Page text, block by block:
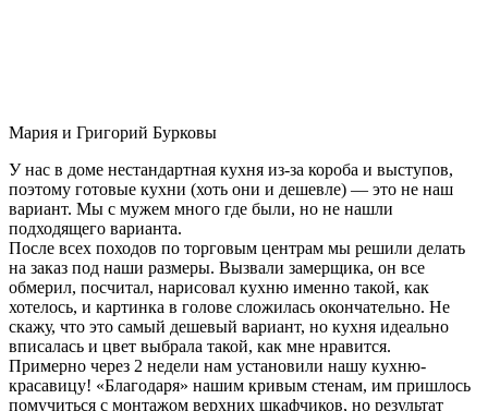
Мария и Григорий Бурковы
У нас в доме нестандартная кухня из-за короба и выступов,
поэтому готовые кухни (хоть они и дешевле) — это не наш
вариант. Мы с мужем много где были, но не нашли
подходящего варианта.
После всех походов по торговым центрам мы решили делать
на заказ под наши размеры. Вызвали замерщика, он все
обмерил, посчитал, нарисовал кухню именно такой, как
хотелось, и картинка в голове сложилась окончательно. Не
скажу, что это самый дешевый вариант, но кухня идеально
вписалась и цвет выбрала такой, как мне нравится.
Примерно через 2 недели нам установили нашу кухню-
красавицу! «Благодаря» нашим кривым стенам, им пришлось
помучиться с монтажом верхних шкафчиков, но результат